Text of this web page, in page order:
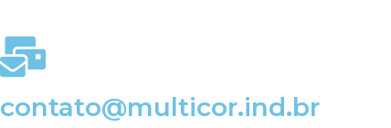
contato@multicor.ind.br